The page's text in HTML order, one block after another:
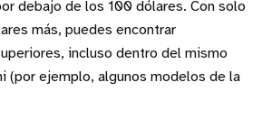
debajo de los 100 dólares. Con solo
más, puedes encontrar
incluso dentro del mismo
(por ejemplo, algunos modelos de la